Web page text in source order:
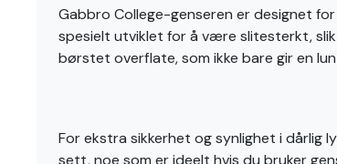
Gabbro College-genseren er designet
spesielt utviklet for å være slitesterkt,
børstet overflate, som ikke bare gir en
For ekstra sikkerhet og synlighet i dårlig
sett, noe som er ideelt hvis du bruker